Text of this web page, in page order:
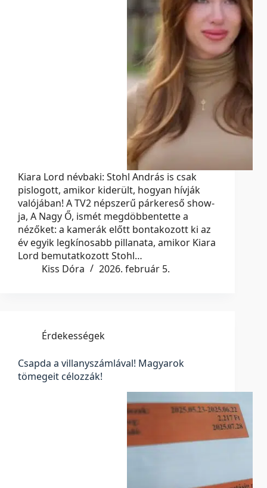
Kiara Lord névbaki: Stohl András is csak
pislogott, amikor kiderült, hogyan hívják
valójában! A TV2 népszerű párkereső show-
ja, A Nagy Ő, ismét megdöbbentette a
nézőket: a kamerák előtt bontakozott ki az
év egyik legkínosabb pillanata, amikor Kiara
Lord bemutatkozott Stohl…
Kiss Dóra
2026. február 5.
Érdekességek
Csapda a villanyszámlával! Magyarok
tömegeit célozzák!